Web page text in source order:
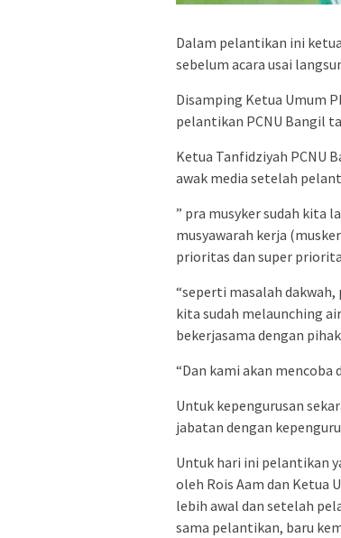
Dalam pelantikan ini
sebelum acara usai
Disamping Ketua Umum
pelantikan PCNU Bangil
‎Ketua Tanfidziyah PCNU
awak media setelah
” pra musyker sudah kita
musyawarah kerja
prioritas dan super
“seperti masalah
kita sudah melaunching
bekerjasama dengan
“Dan kami akan
Untuk kepengurusan
jabatan dengan
Untuk hari ini pelantikan
oleh Rois Aam dan Ketua
lebih awal dan setelah
sama pelantikan, baru